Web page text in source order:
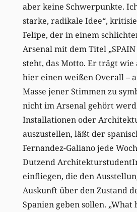
aber keine Schwerpunkte.
starke, radikale Idee“,
Felipe, der in einem
Arsenal mit dem Titel „SPAIN
steht, das Motto. Er trägt wie
hier einen weißen Overall –
Masse jener Stimmen zu
nicht im Arsenal gehört
Installationen oder
auszustellen, läßt der
Fernandez-Galiano jede
Dutzend
einfliegen, die den
Auskunft über den Zustand
Spanien geben sollen. „What